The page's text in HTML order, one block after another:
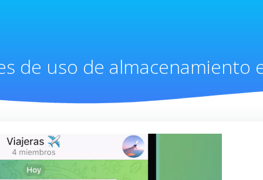
de uso de almacenamiento